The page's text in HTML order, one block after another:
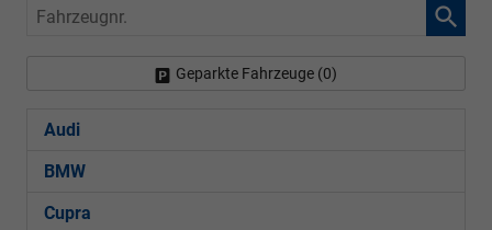
Fahrzeugnr.
Geparkte Fahrzeuge (0)
Audi
BMW
Cupra